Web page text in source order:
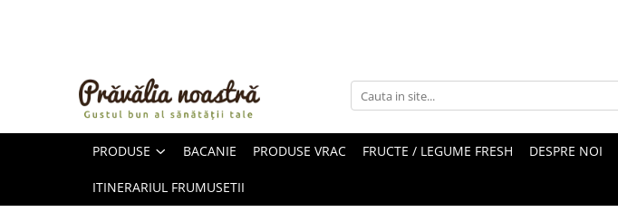
ULEIURI ȘI UNTURI
PRODUSE BACANIE PRODUSE VRAC FRUCTE / LEGUME FRESH DESPRE NOI
ITINERARIUL FRUMUSETII